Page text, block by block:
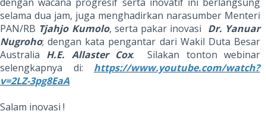
selama dua jam, juga menghadirkan narasumber Menteri
PAN/RB Tjahjo Kumolo, serta pakar inovasi Dr. Yanuar
Nugroho; dengan kata pengantar dari Wakil Duta Besar
Australia H.E. Allaster Cox. Silakan tonton webinar
selengkapnya di: https://www.youtube.com/watch?
v=2LZ-3pg8EaA
Salam inovasi !